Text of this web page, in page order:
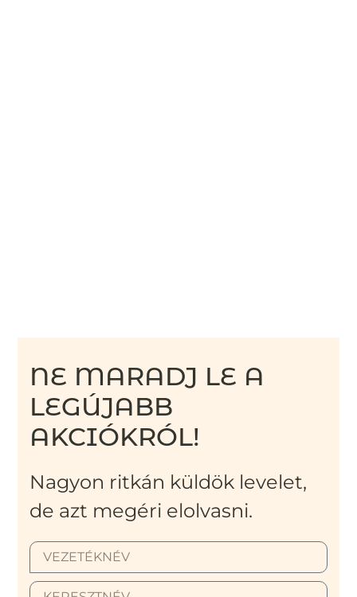
NE MARADJ LE A
LEGÚJABB
AKCIÓKRÓL!
Nagyon ritkán küldök levelet,
de azt megéri elolvasni.